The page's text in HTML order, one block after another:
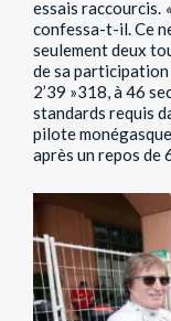
essais raccourcis.
confessa-t-il. Ce
seulement deux
de sa participation
2’39 »318, à 46
standards requis
pilote
après un repos de